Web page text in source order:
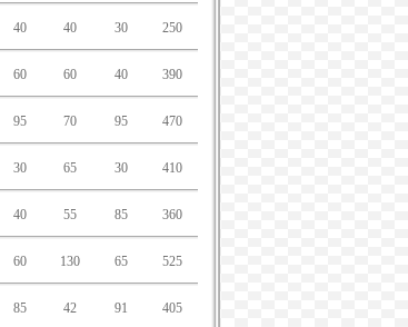
40 40 30 250
60 60 40 390
95 70 95 470
30 65 30 410
40 55 85 360
60 130 65 525
85 42 91 405